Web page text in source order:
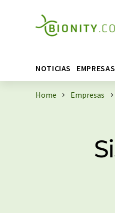
NOTICIAS EMPRESAS
Home Empresas